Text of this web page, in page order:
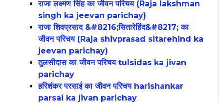
राजा लक्ष्मण सिंह का जीवन परिचय (Raja lakshman
singh ka jeevan parichay)
राजा शिवप्रसाद &#8216;सितारेहिंद&#8217; का
जीवन परिचय (Raja shivprasad sitarehind ka
jeevan parichay)
तुलसीदास का जीवन परिचय tulsidas ka jivan
parichay
हरिशंकर परसाई का जीवन परिचय harishankar
parsai ka jivan parichay